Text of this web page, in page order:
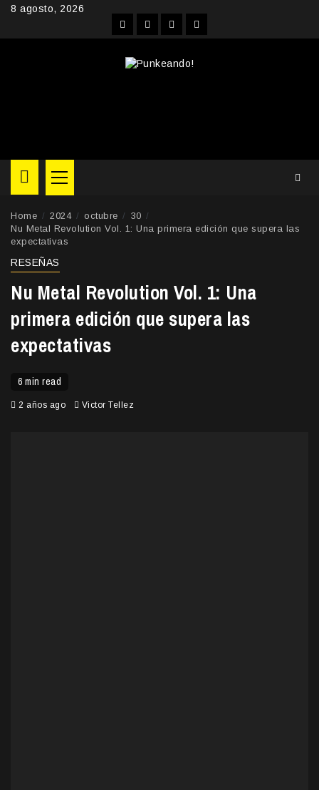
Skip8 agosto, 2026
FacebookInstagram
YouTubeTwitter
Primary
Menu
Home 2024 octubre
30
Nu Metal Revolution Vol. 1: Una primera edición que supera las
expectativas
RESEÑAS
Nu Metal Revolution Vol. 1: Una
primera edición que supera las
expectativas
6 min read
2 años ago Victor Tellez